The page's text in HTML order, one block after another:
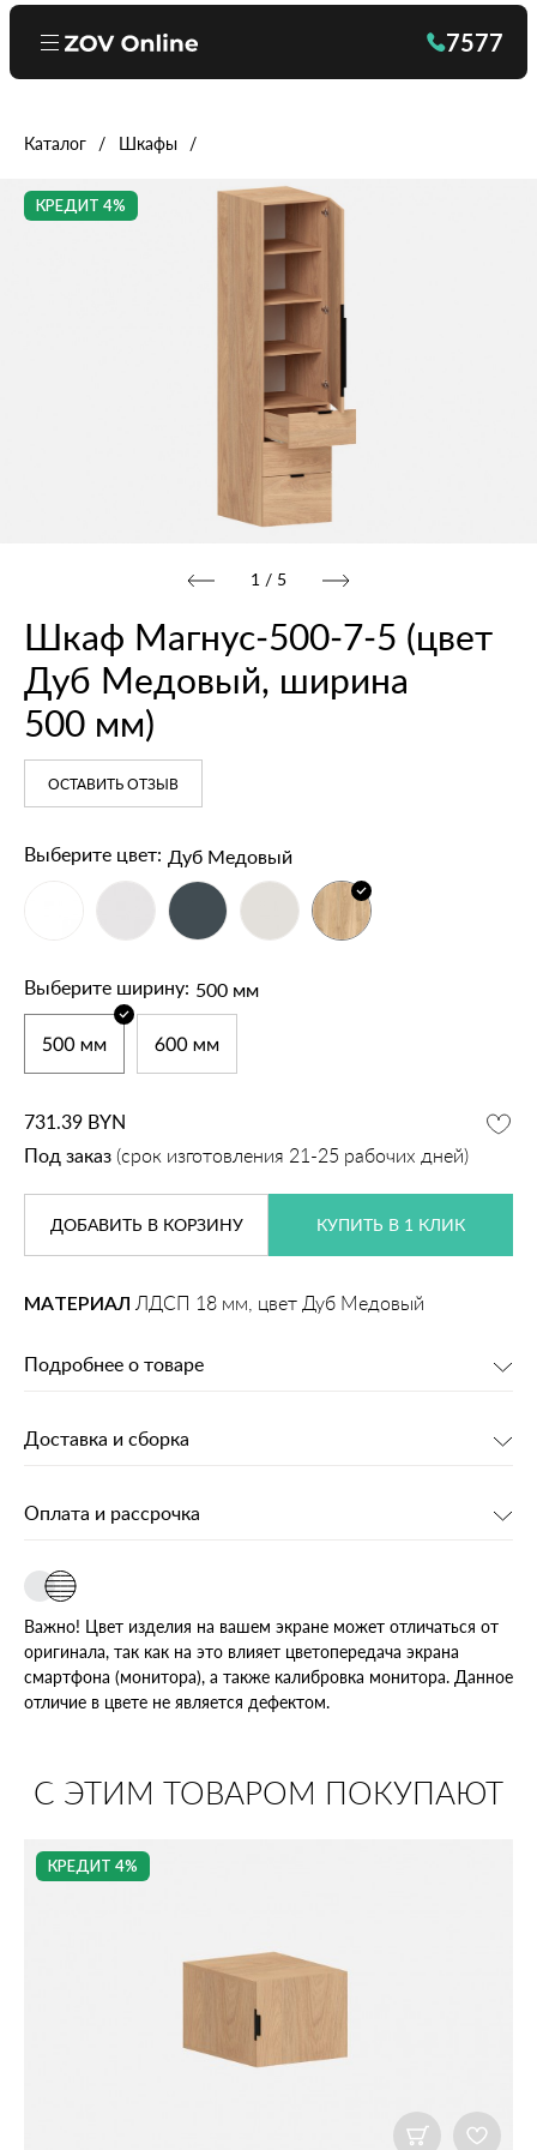
7577
Каталог Шкафы
КРЕДИТ 4%
1 / 5
Шкаф Магнус‑500‑7‑5 (цвет
Дуб Медовый, ширина
500 мм)
ОСТАВИТЬ ОТЗЫВ
Выберите цвет: Дуб Медовый
Выберите ширину: 500 мм
731.39 BYN
Под заказ (срок изготовления 21-25 рабочих дней)
ДОБАВИТЬ В КОРЗИНУ КУПИТЬ В 1 КЛИК
МАТЕРИАЛ ЛДСП 18 мм, цвет Дуб Медовый
Подробнее о товаре
Доставка и сборка
Оплата и рассрочка
Важно! Цвет изделия на вашем экране может отличаться от
оригинала, так как на это влияет цветопередача экрана
смартфона (монитора), а также калибровка монитора. Данное
отличие в цвете не является дефектом.
С ЭТИМ ТОВАРОМ ПОКУПАЮТ
КРЕДИТ 4%